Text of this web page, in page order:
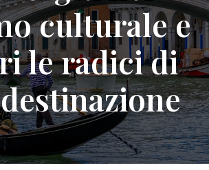
culturale e
le radici di